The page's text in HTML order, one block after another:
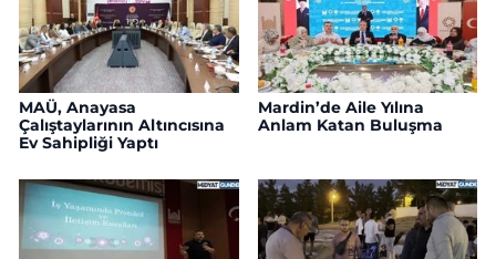
MAÜ, Anayasa
Çalıştaylarının Altıncısına
Ev Sahipliği Yaptı
Mardin’de Aile Yılına
Anlam Katan Buluşma